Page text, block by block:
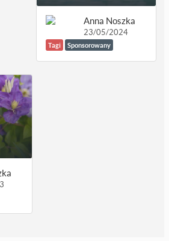
Anna Noszka
23/05/2024
Tagi Sponsorowany